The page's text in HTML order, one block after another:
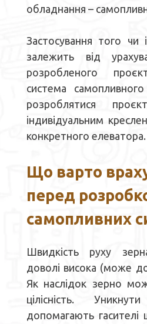
обладнання –
Застосування того чи
залежить від
розробленого проє
система самопливного
розроблятися проє
індивідуальним
конкретного елеватора.
Що варто врах
перед
самопливних
Швидкість руху
доволі висока (може
Як наслідок зерно
цілісність.
допомагають гасителі